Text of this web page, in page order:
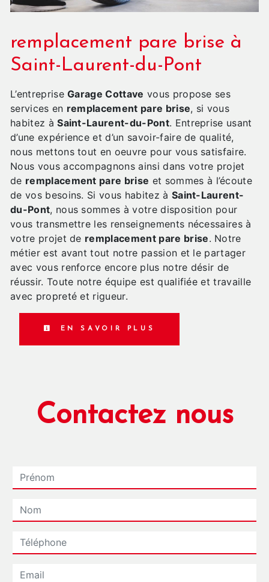
remplacement pare brise à
Saint-Laurent-du-Pont
L’entrepriseGarage Cottave vous propose ses
services en remplacement pare brise, si vous
habitez àSaint-Laurent-du-Pont. Entreprise usant
d’une expérience et d’un savoir-faire de qualité,
nous mettons tout en oeuvre pour vous satisfaire.
Nous vous accompagnons ainsi dans votre projet
de remplacement pare brise et sommes à l’écoute
de vos besoins. Si vous habitez à Saint-Laurent-
du-Pont, nous sommes à votre disposition pour
vous transmettre les renseignements nécessaires à
votre projet de remplacement pare brise. Notre
métier est avant tout notre passion et le partager
avec vous renforce encore plus notre désir de
réussir. Toute notre équipe est qualifiée et travaille
avec propreté et rigueur.
EN SAVOIR PLUS
Contactez nous